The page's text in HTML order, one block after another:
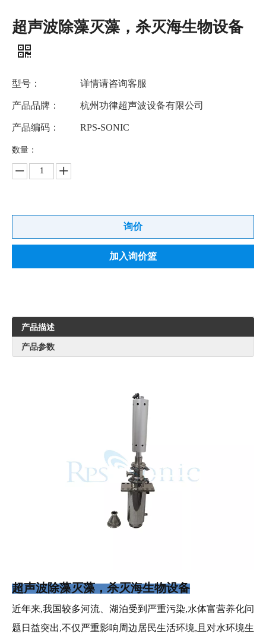
超声波除藻灭藻，杀灭海生物设备
型号： 详情请咨询客服
产品品牌： 杭州功律超声波设备有限公司
产品编码： RPS-SONIC
数量：
询价
加入询价篮
产品描述
产品参数
超声波除藻灭藻，杀灭海生物设备
近年来,我国较多河流、湖泊受到严重污染,水体富营养化问
题日益突出,不仅严重影响周边居民生活环境,且对水环境生